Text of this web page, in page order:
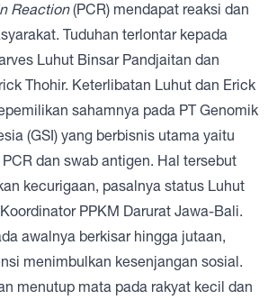
Reaction(PCR) mendapat reaksi dan
Tuduhan terlontar kepada
Luhut Binsar Pandjaitan dan
Thohir. Keterlibatan Luhut dan Erick
sahamnya pada PT Genomik
(GSI) yang berbisnis utama yaitu
dan swab antigen. Hal tersebut
kecurigaan, pasalnya status Luhut
PPKM Darurat Jawa-Bali.
awalnya berkisar hingga jutaan,
menimbulkan kesenjangan sosial.
menutup mata pada rakyat kecil dan